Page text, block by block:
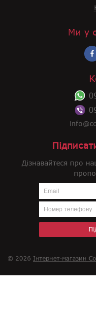
Ми у
Дізнавайтеся про
© 2026 Інтернет-магазин